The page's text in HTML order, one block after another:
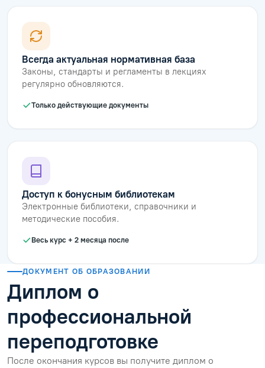
Всегда актуальная нормативная база
Законы, стандарты и регламенты в лекциях
регулярно обновляются.
Только действующие документы
Доступ к бонусным библиотекам
Электронные библиотеки, справочники и
методические пособия.
Весь курс + 2 месяца после
ДОКУМЕНТ ОБ ОБРАЗОВАНИИ
Диплом о
профессиональной
переподготовке
После окончания курсов вы получите диплом о